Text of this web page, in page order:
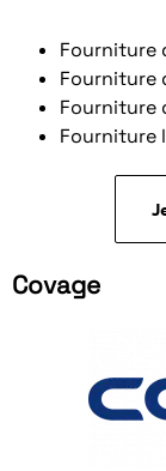
Fourniture
Fourniture
Fourniture
Fourniture
Covage